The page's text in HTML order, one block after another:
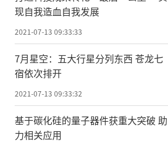
现自我造血自我发展
2021-07-13 09:33:33
7月星空：五大行星分列东西 苍龙七
宿依次排开
2021-07-13 09:33:32
基于碳化硅的量子器件获重大突破 助
力相关应用